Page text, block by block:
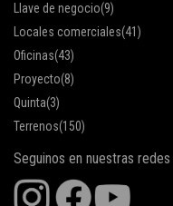
Llave de negocio(9)
Locales comerciales(41)
Oficinas(43)
Proyecto(8)
Quinta(3)
Terrenos(150)
Seguinos en nuestras redes